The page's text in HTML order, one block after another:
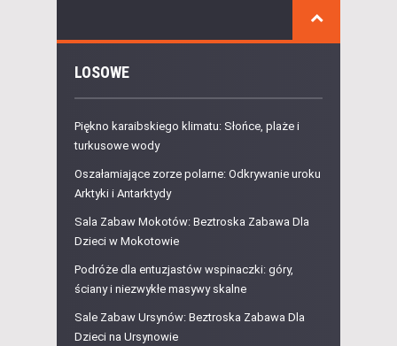
LOSOWE
Piękno karaibskiego klimatu: Słońce, plaże i
turkusowe wody
Oszałamiające zorze polarne: Odkrywanie uroku
Arktyki i Antarktydy
Sala Zabaw Mokotów: Beztroska Zabawa Dla
Dzieci w Mokotowie
Podróże dla entuzjastów wspinaczki: góry,
ściany i niezwykłe masywy skalne
Sale Zabaw Ursynów: Beztroska Zabawa Dla
Dzieci na Ursynowie